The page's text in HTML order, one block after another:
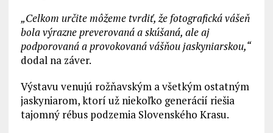
„Celkom určite môžeme tvrdiť, že fotografická vášeň
bola výrazne preverovaná a skúšaná, ale aj
podporovaná a provokovaná vášňou jaskyniarskou,“
dodal na záver.
Výstavu venujú rožňavským a všetkým ostatným
jaskyniarom, ktorí už niekoľko generácií riešia
tajomný rébus podzemia Slovenského Krasu.